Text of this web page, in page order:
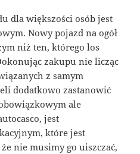
dla większości osób jest
Nowy pojazd na ogół
niż ten, którego los
zakupu nie licząc
z samym
dodatkowo zastanowić
ale
jest
które jest
nie musimy go uiszczać,